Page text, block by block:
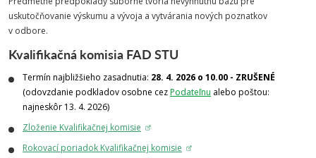
uskutočňovanie výskumu a vývoja a vytvárania nových poznatkov
v odbore.
Kvalifikačná komisia FAD STU
Termín najbližšieho zasadnutia: 28. 4. 2026 o 10.00 - ZRUŠENÉ
(odovzdanie podkladov osobne cezPodateľnu alebo poštou:
najneskôr 13. 4. 2026)
Zloženie Kvalifikačnej komisie
Rokovací poriadok Kvalifikačnej komisie